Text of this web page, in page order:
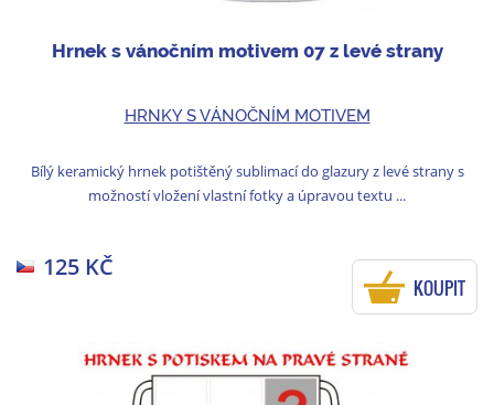
Hrnek s vánočním motivem 07 z levé strany
HRNKY S VÁNOČNÍM MOTIVEM
Bílý keramický hrnek potištěný sublimací do glazury z levé strany s
možností vložení vlastní fotky a úpravou textu ...
125 KČ
KOUPIT